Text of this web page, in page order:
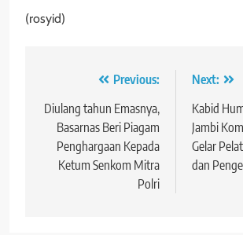
(rosyid)
Navigasi
pos
Previous:
Diulang tahun Emasnya,
Basarnas Beri Piagam
Penghargaan Kepada
Ketum Senkom Mitra
Polri
Next:
Kabid
Jambi
Gelar
dan